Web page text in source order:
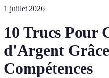
1 juillet 2026
10 Trucs Pour
d'Argent
Compétences